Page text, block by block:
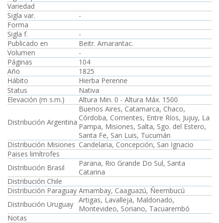
Variedad
Sigla var.
-
Forma
Sigla f.
-
Publicado en
Beitr. Amarantac.
Volumen
-
Páginas
104
Año
1825
Hábito
Hierba Perenne
Status
Nativa
Elevación (m s.m.)
Altura Min. 0 - Altura Máx. 1500
Distribución Argentina
Buenos Aires, Catamarca, Chaco,
Córdoba, Corrientes, Entre Ríos, Jujuy, La
Pampa, Misiones, Salta, Sgo. del Estero,
Santa Fe, San Luis, Tucumán
Distribución Misiones Candelaria, Concepción, San Ignacio
Paises limítrofes
Distribución Brasil
Parana, Rio Grande Do Sul, Santa
Catarina
Distribución Chile
Distribución Paraguay Amambay, Caaguazú, Ñeembucú
Distribución Uruguay Artigas, Lavalleja, Maldonado,
Montevideo, Soriano, Tacuarembó
Notas